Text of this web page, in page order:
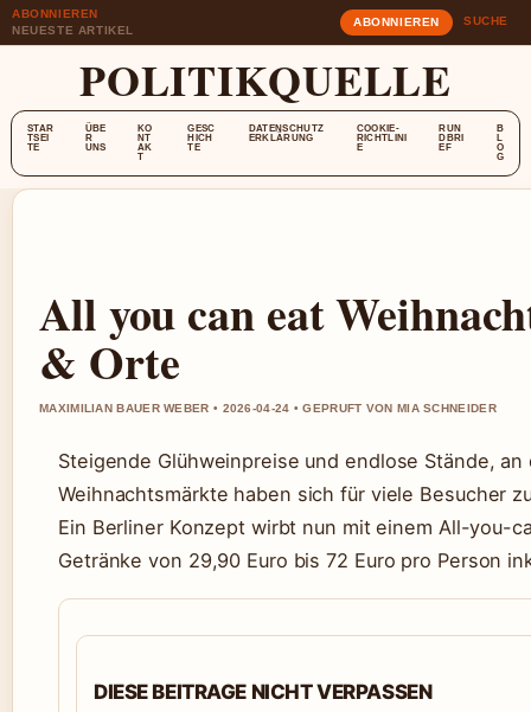
ABONNIEREN
NEUESTE ARTIKEL
ABONNIEREN SUCHE
POLITIKQUELLE
STAR
TSEI
TE
ÜBE
R
UNS
KO
NT
AK
T
GESC
HICH
TE
DATENSCHUTZ
ERKLÄRUNG
COOKIE-
RICHTLINI
E
RUN
DBRI
EF
B
L
O
G
All you can eat
& Orte
MAXIMILIAN BAUER WEBER • 2026-04-24 • GEPRUFT VON MIA SCHNEIDER
Steigende Glühweinpreise und endlose Stände,
Weihnachtsmärkte haben sich für viele Besucher
Ein Berliner Konzept wirbt nun mit einem All-you-
Getränke von 29,90 Euro bis 72 Euro pro Person
DIESE BEITRAGE NICHT VERPASSEN